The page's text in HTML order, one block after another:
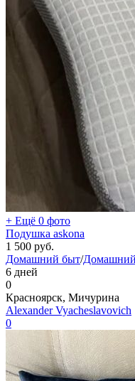
+ Ещё 0 фото
Подушка askona
1 500 руб.
Домашний быт/Домашний
6 дней
0
Красноярск, Мичурина
Alexander Vyacheslavovich
0